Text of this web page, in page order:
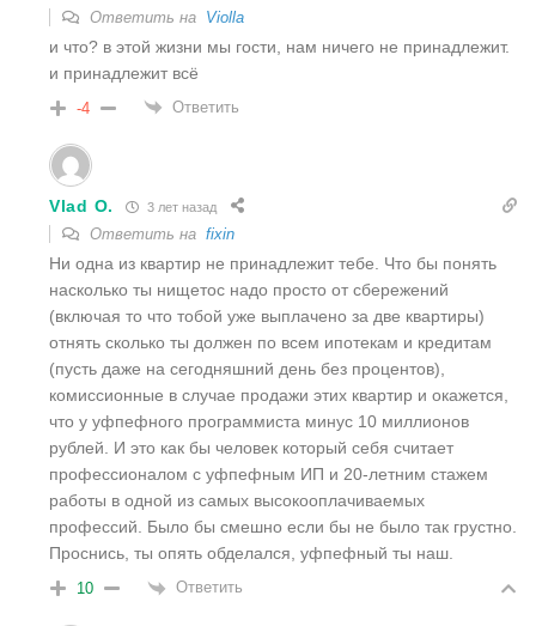
Ответить на Violla
и что? в этой жизни мы гости, нам ничего не принадлежит.
и принадлежит всё
-4 Ответить
Vlad O. 3 лет назад
Ответить на fixin
Ни одна из квартир не принадлежит тебе. Что бы понять
насколько ты нищетос надо просто от сбережений
(включая то что тобой уже выплачено за две квартиры)
отнять сколько ты должен по всем ипотекам и кредитам
(пусть даже на сегодняшний день без процентов),
комиссионные в случае продажи этих квартир и окажется,
что у уфпефного программиста минус 10 миллионов
рублей. И это как бы человек который себя считает
профессионалом с уфпефным ИП и 20-летним стажем
работы в одной из самых высокооплачиваемых
профессий. Было бы смешно если бы не было так грустно.
Проснись, ты опять обделался, уфпефный ты наш.
10 Ответить